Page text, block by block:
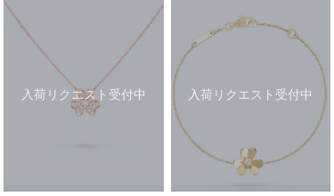
入荷リクエスト受付中 入荷リクエスト受付中